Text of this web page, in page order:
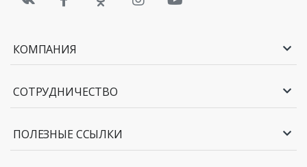
КОМПАНИЯ
СОТРУДНИЧЕСТВО
ПОЛЕЗНЫЕ ССЫЛКИ